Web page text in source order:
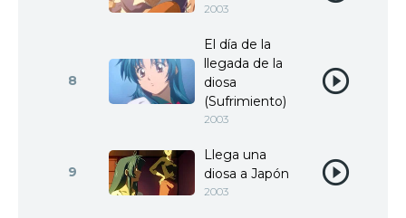
2003
8
El día de la
llegada de la
diosa
(Sufrimiento)
2003
9
Llega una
diosa a Japón
2003